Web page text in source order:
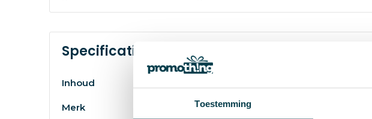
Toestemming
Specificaties
Inhoud
Merk